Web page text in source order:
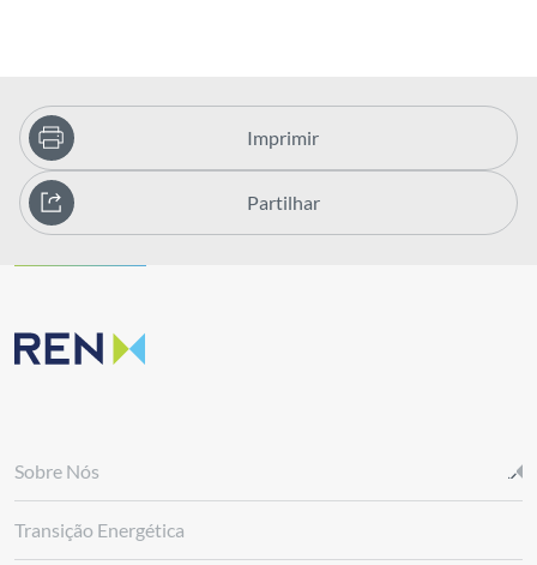
Imprimir
Partilhar
Sobre Nós
Transição Energética